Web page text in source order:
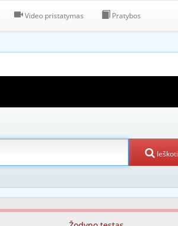
Video pristatymas Pratybos
Ieškoti